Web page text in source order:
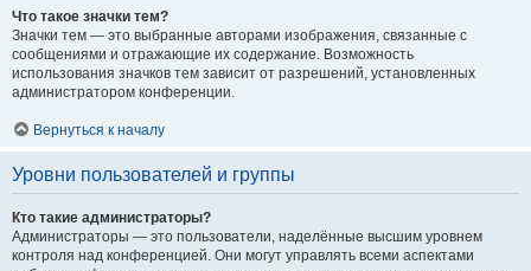
Что такое значки тем?
Значки тем — это выбранные авторами изображения, связанные с
сообщениями и отражающие их содержание. Возможность
использования значков тем зависит от разрешений, установленных
администратором конференции.
Вернуться к началу
Уровни пользователей и группы
Кто такие администраторы?
Администраторы — это пользователи, наделённые высшим уровнем
контроля над конференцией. Они могут управлять всеми аспектами